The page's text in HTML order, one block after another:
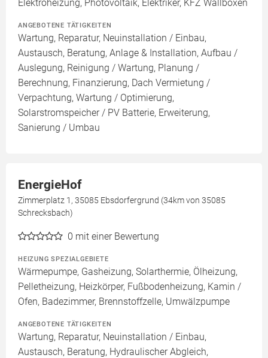
Elektroheizung, Photovoltaik, Elektriker, KFZ Wallboxen
ANGEBOTENE TÄTIGKEITEN
Wartung, Reparatur, Neuinstallation / Einbau,
Austausch, Beratung, Anlage & Installation, Aufbau /
Auslegung, Reinigung / Wartung, Planung /
Berechnung, Finanzierung, Dach Vermietung /
Verpachtung, Wartung / Optimierung,
Solarstromspeicher / PV Batterie, Erweiterung,
Sanierung / Umbau
EnergieHof
Zimmerplatz 1, 35085 Ebsdorfergrund (34km von 35085
Schrecksbach)
0 mit einer Bewertung
HEIZUNG SPEZIALGEBIETE
Wärmepumpe, Gasheizung, Solarthermie, Ölheizung,
Pelletheizung, Heizkörper, Fußbodenheizung, Kamin /
Ofen, Badezimmer, Brennstoffzelle, Umwälzpumpe
ANGEBOTENE TÄTIGKEITEN
Wartung, Reparatur, Neuinstallation / Einbau,
Austausch, Beratung, Hydraulischer Abgleich,